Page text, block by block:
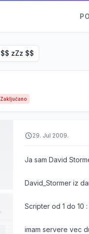
$$ zZz $$
Zaključano
29. Jul 2009.
Ja sam David
David_Stormer iz
Scripter od 1 do 10
imam servere vec